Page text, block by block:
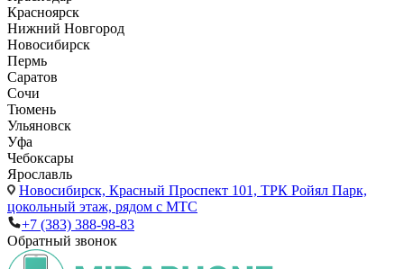
Красноярск
Нижний Новгород
Новосибирск
Пермь
Саратов
Сочи
Тюмень
Ульяновск
Уфа
Чебоксары
Ярославль
Новосибирск, Красный Проспект 101, ТРК Ройял Парк,
цокольный этаж, рядом с МТС
+7 (383) 388-98-83
Обратный звонок